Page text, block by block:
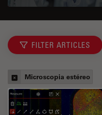
FILTER ARTICLES
Microscopia estéreo